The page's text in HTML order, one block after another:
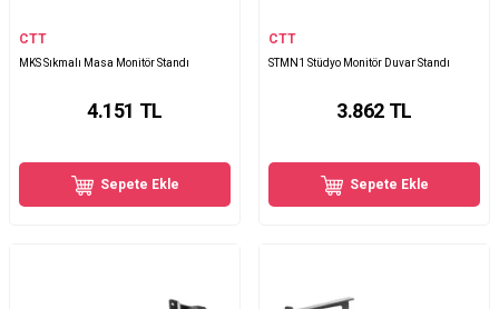
CTT
MKS Sıkmalı Masa Monitör Standı
4.151 TL
Sepete Ekle
CTT
STMN1 Stüdyo Monitör Duvar Standı
3.862 TL
Sepete Ekle